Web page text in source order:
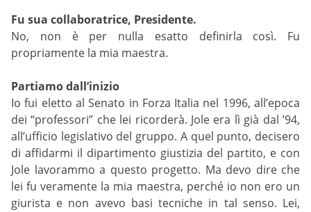
Fu sua collaboratrice, Presidente.
No, non è per nulla esatto definirla così. Fu
propriamente la mia maestra.
Partiamo dall’inizio
Io fui eletto al Senato in Forza Italia nel 1996, all’epoca
dei “professori” che lei ricorderà. Jole era lì già dal ’94,
all’ufficio legislativo del gruppo. A quel punto, decisero
di affidarmi il dipartimento giustizia del partito, e con
Jole lavorammo a questo progetto. Ma devo dire che
lei fu veramente la mia maestra, perché io non ero un
giurista e non avevo basi tecniche in tal senso. Lei,